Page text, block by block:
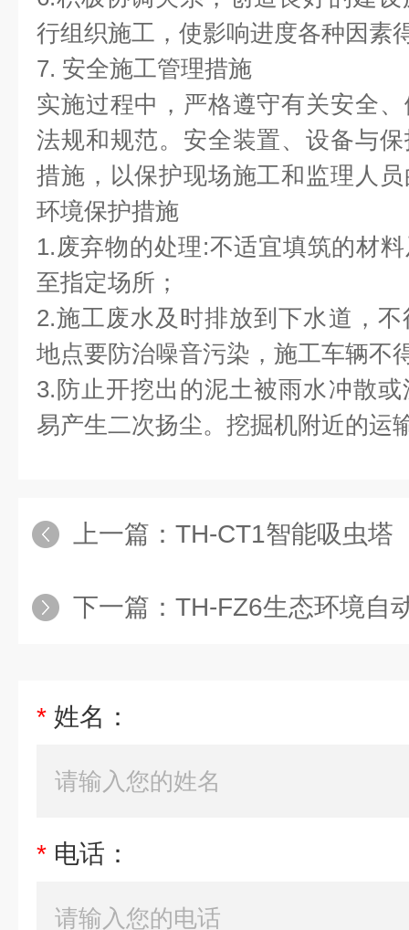
行组织施工，使影响进度各种因素
7. 安全施工管理措施
实施过程中，严格遵守有关安全
法规和规范。安全装置、设备与
措施，以保护现场施工和监理人
环境保护措施
1.废弃物的处理:不适宜填筑的材
至指定场所；
2.施工废水及时排放到下水道，
地点要防治噪音污染，施工车辆不
3.防止开挖出的泥土被雨水冲散
易产生二次扬尘。挖掘机附近的运
上一篇： TH-CT1智能吸虫塔
下一篇： TH-FZ6生态环境自
* 姓名：
* 电话：